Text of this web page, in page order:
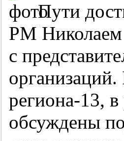
Пути
РМ Николаем
с
организаций.
региона-13,
обсуждены